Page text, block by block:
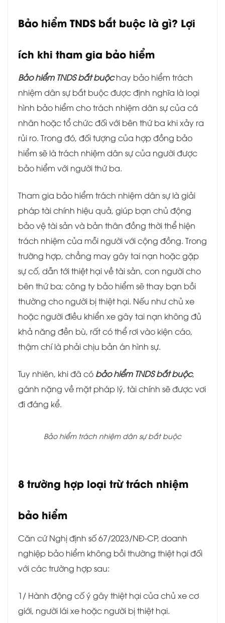
Bảo hiểm TNDS bắt buộc là gì? Lợi
ích khi tham gia bảo hiểm
Bảo hiểm TNDS bắt buộchay bảo hiểm trách
nhiệm dân sự bắt buộc được định nghĩa là loại
hình bảo hiểm cho trách nhiệm dân sự của cá
nhân hoặc tổ chức đối với bên thứ ba khi xảy ra
rủi ro. Trong đó, đối tượng của hợp đồng bảo
hiểm sẽ là trách nhiệm dân sự của người được
bảo hiểm với người thứ ba.
Tham gia bảo hiểm trách nhiệm dân sự là giải
pháp tài chính hiệu quả, giúp bạn chủ động
bảo vệ tài sản và bản thân đồng thời thể hiện
trách nhiệm của mỗi người với cộng đồng. Trong
trường hợp, chẳng may gây tai nạn hoặc gặp
sự cố, dẫn tới thiệt hại về tài sản, con người cho
bên thứ ba; công ty bảo hiểm sẽ thay bạn bồi
thường cho người bị thiệt hại. Nếu như chủ xe
hoặc người điều khiển xe gây tai nạn không đủ
khả năng đền bù, rất có thể rơi vào kiện cáo,
thậm chí là phải chịu bản án hình sự.
Tuy nhiên, khi đã có bảo hiểm TNDS bắt buộc,
gánh nặng về mặt pháp lý, tài chính sẽ được vơi
đi đáng kể.
Bảo hiểm trách nhiệm dân sự bắt buộc
8 trường hợp loại trừ trách nhiệm
bảo hiểm
Căn cứ Nghị định số 67/2023/NĐ-CP, doanh
nghiệp bảo hiểm không bồi thường thiệt hại đối
với các trường hợp sau:
1/ Hành động cố ý gây thiệt hại của chủ xe cơ
giới, người lái xe hoặc người bị thiệt hại.